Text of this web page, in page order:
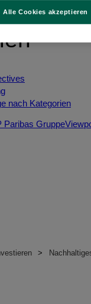
nach
nach Kategorien
Paribas Gruppe
Alle Cookies akzeptieren